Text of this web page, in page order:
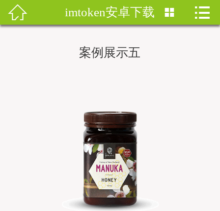
 首页
imtoken安卓下载
 imtoken安卓下载  
案例展示五